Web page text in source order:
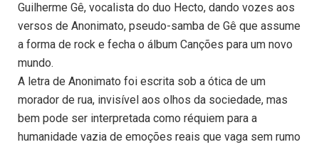
Guilherme Gê, vocalista do duo Hecto, dando vozes aos
versos de Anonimato, pseudo-samba de Gê que assume
a forma de rock e fecha o álbum Canções para um novo
mundo.
A letra de Anonimato foi escrita sob a ótica de um
morador de rua, invisível aos olhos da sociedade, mas
bem pode ser interpretada como réquiem para a
humanidade vazia de emoções reais que vaga sem rumo